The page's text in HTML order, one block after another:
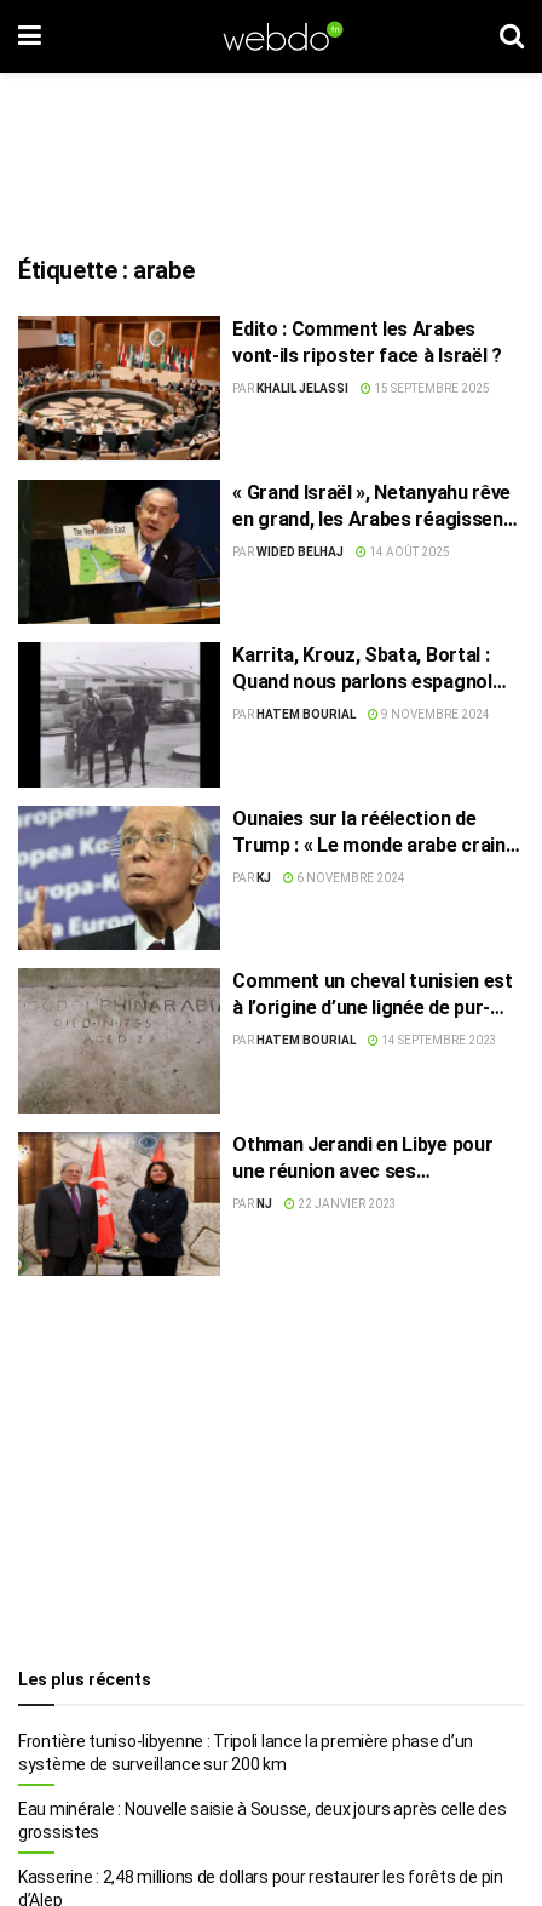
Étiquette : arabe
Edito : Comment les Arabes
vont-ils riposter face à Israël ?
PAR KHALIL JELASSI 15 SEPTEMBRE 2025
« Grand Israël », Netanyahu rêve
en grand, les Arabes réagissent
en communiqué !
PARWIDED BELHAJ 14 AOÛT 2025
Karrita, Krouz, Sbata, Bortal :
Quand nous parlons espagnol
sans le savoir !
PAR HATEM BOURIAL 9 NOVEMBRE 2024
Ounaies sur la réélection de
Trump : « Le monde arabe craint
une tempête »
PAR KJ 6 NOVEMBRE 2024
Comment un cheval tunisien est
à l’origine d’une lignée de pur-
sang anglais !
PAR HATEM BOURIAL 14 SEPTEMBRE 2023
Othman Jerandi en Libye pour
une réunion avec ses
homologues arabes
PAR NJ 22 JANVIER 2023
Les plus récents
Frontière tuniso-libyenne : Tripoli lance la première phase d’un
système de surveillance sur 200 km
Eau minérale : Nouvelle saisie à Sousse, deux jours après celle des
grossistes
Kasserine : 2,48 millions de dollars pour restaurer les forêts de pin
d’Alep